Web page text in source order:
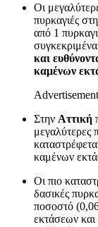
Οι
πυρκαγιές
από 1
και
καμένων
Advertisement
Στην Αττική
μεγαλύτερες
καμένων
Οι πιο
δασικές
ποσοστό
εκτάσεων και